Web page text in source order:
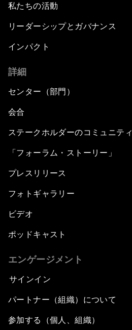
私たちの活動
リーダーシップとガバナンス
インパクト
詳細
センター（部門）
会合
ステークホルダーのコミュニティ
「フォーラム・ストーリー」
プレスリリース
フォトギャラリー
ビデオ
ポッドキャスト
エンゲージメント
サインイン
パートナー（組織）について
参加する（個人、組織）